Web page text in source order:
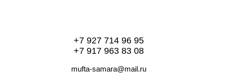
+7 927 714 96 95
+7 917 963 83 08
mufta-samara@mail.ru